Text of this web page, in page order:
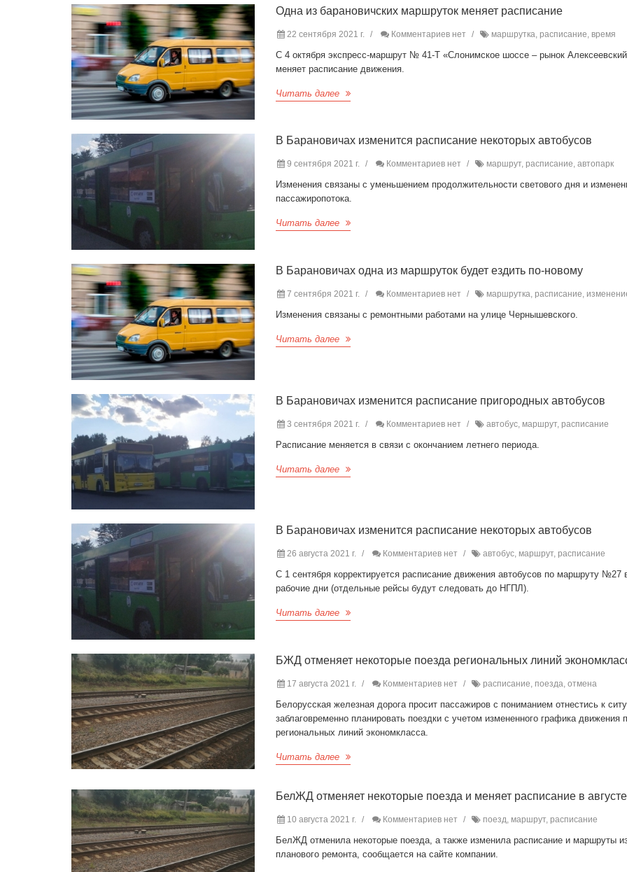
Одна из барановичских маршруток меняет расписание
22 сентября 2021 г. Комментариев нет маршрутка, расписание, время
С 4 октября экспресс-маршрут № 41-Т «Слонимское шоссе – рынок
меняет расписание движения.
Читать далее
В Барановичах изменится расписание некоторых автобусов
9 сентября 2021 г. Комментариев нет маршрут, расписание, автопарк
Изменения связаны с уменьшением продолжительности светового дня и
пассажиропотока.
Читать далее
В Барановичах одна из маршруток будет ездить по-новому
7 сентября 2021 г. Комментариев нет маршрутка, расписание,
Изменения связаны с ремонтными работами на улице Чернышевского.
Читать далее
В Барановичах изменится расписание пригородных автобусов
3 сентября 2021 г. Комментариев нет автобус, маршрут, расписание
Расписание меняется в связи с окончанием летнего периода.
Читать далее
В Барановичах изменится расписание некоторых автобусов
26 августа 2021 г. Комментариев нет автобус, маршрут, расписание
С 1 сентября корректируется расписание движения автобусов по маршруту №27
рабочие дни (отдельные рейсы будут следовать до НГПЛ).
Читать далее
БЖД отменяет некоторые поезда региональных линий
17 августа 2021 г. Комментариев нет расписание, поезда, отмена
Белорусская железная дорога просит пассажиров с пониманием отнестись к
заблаговременно планировать поездки с учетом измененного графика движения
региональных линий экономкласса.
Читать далее
БелЖД отменяет некоторые поезда и меняет расписание в августе
10 августа 2021 г. Комментариев нет поезд, маршрут, расписание
БелЖД отменила некоторые поезда, а также изменила расписание и маршруты
планового ремонта, сообщается на сайте компании.